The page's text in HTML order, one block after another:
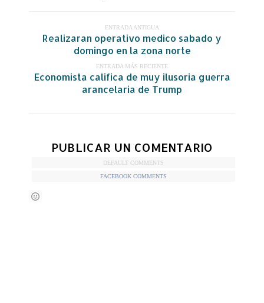
ENTRADA ANTIGUA
Realizaran operativo medico sabado y
domingo en la zona norte
ENTRADA MÁS RECIENTE
Economista califica de muy ilusoria guerra
arancelaria de Trump
PUBLICAR UN COMENTARIO
DEFAULT COMMENTS
FACEBOOK COMMENTS